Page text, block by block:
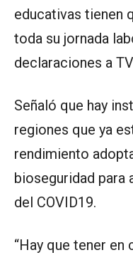
educativas tienen
toda su jornada
declaraciones a
Señaló que hay
regiones que ya
rendimiento
bioseguridad para
del COVID19.
“Hay que tener en